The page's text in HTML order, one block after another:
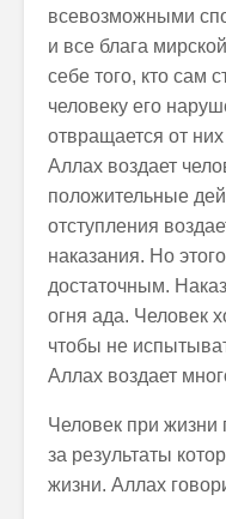
всевозможными
и все блага
себе того, кто сам
человеку его
отвращается от
Аллах воздает
положительные
отступления
наказания. Но
достаточным.
огня ада. Человек
чтобы не
Аллах воздает
Человек при жизни
за результаты
жизни. Аллах